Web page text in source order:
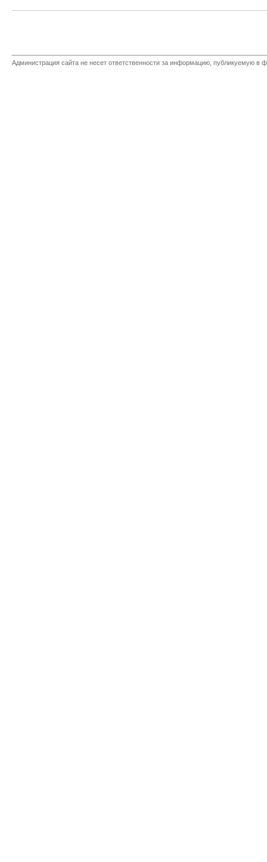
Администрация сайта не несет ответственности за информацию, публикуемую